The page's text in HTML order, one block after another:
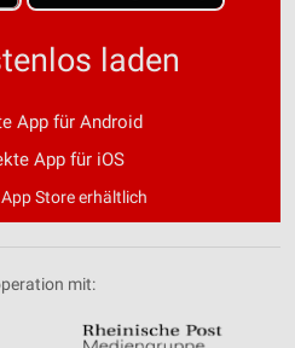
laden
App für Android
App für iOS
Store erhältlich
mit: